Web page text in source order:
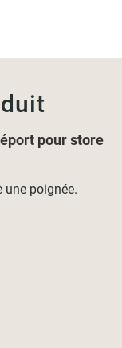
pour store
poignée.